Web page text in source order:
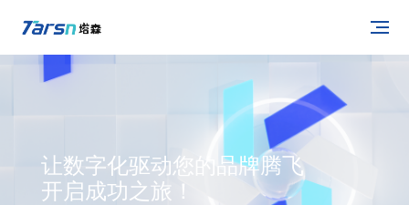
让数字化驱动您的品牌腾飞
开启成功之旅！